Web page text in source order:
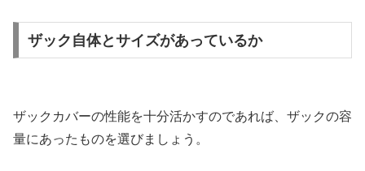
ザック自体とサイズがあっているか
ザックカバーの性能を十分活かすのであれば、ザックの容
量にあったものを選びましょう。